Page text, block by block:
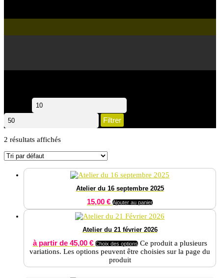
Filtrer
2 résultats affichés
Atelier du 16 septembre 2025
15,00 € Ajouter au panier
Atelier du 21 février 2026
à partir de 45,00 € Choix des options Ce produit a plusieurs
variations. Les options peuvent être choisies sur la page du
produit